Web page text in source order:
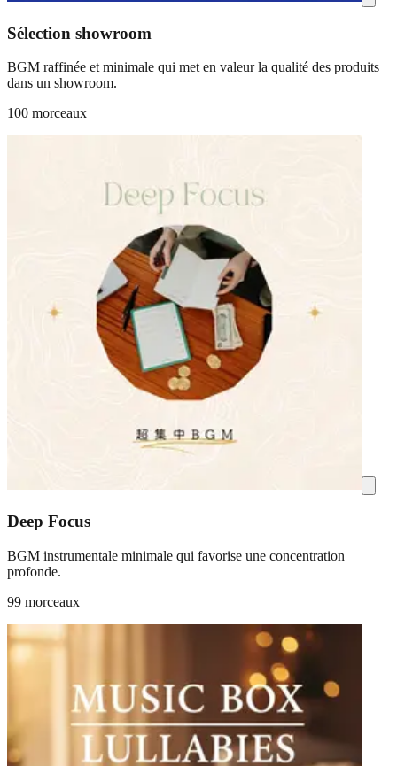
Sélection showroom
BGM raffinée et minimale qui met en valeur la qualité des produits
dans un showroom.
100 morceaux
Deep Focus
BGM instrumentale minimale qui favorise une concentration
profonde.
99 morceaux